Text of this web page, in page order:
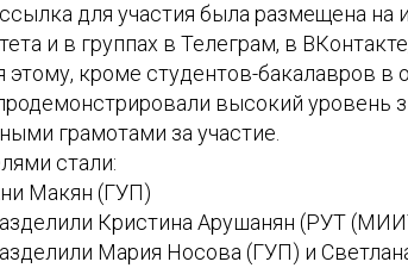
для участия была размещена на
и в группах в Телеграм, в
этому, кроме студентов-бакалавров
высокий уровень
грамотами за участие.
стали:
Макян (ГУП)
Кристина Арушанян (РУТ
Мария Носова (ГУП) и